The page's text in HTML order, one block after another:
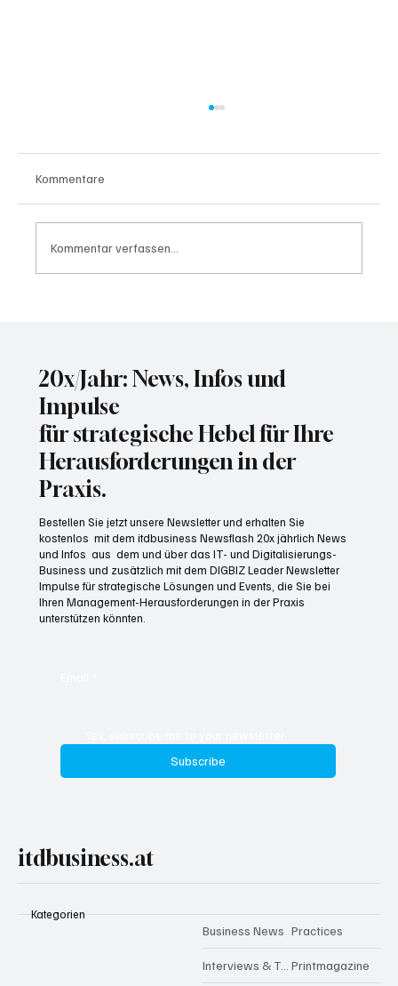
Kommentare
Kommentar verfassen...
20x/Jahr: News, Infos und
Impulse
für strategische Hebel für Ihre
Herausforderungen in der
Praxis.
Subscribe
Bestellen Sie jetzt unsere Newsletter und erhalten Sie
kostenlos mit dem itdbusiness Newsflash 20x jährlich News
und Infos aus dem und über das IT- und Digitalisierungs-
Business und zusätzlich mit dem DIGBIZ Leader Newsletter
Impulse für strategische Lösungen und Events, die Sie bei
Ihren Management-Herausforderungen in der Praxis
unterstützen könnten.
itdbusiness.at
Kategorien
Business News
Interviews & Talks
Practices
Printmagazine